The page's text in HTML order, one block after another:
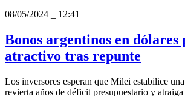
08/05/2024
12:41
Bonos argentinos en dólares
atractivo tras repunte
Los inversores esperan que Milei estabilice
revierta años de déficit presupuestario y